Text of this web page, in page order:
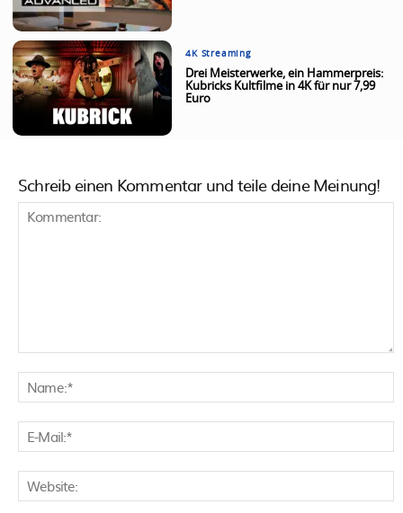
4K Streaming
Drei Meisterwerke, ein Hammerpreis:
Kubricks Kultfilme in 4K für nur 7,99
Euro
Schreib einen Kommentar und teile deine Meinung!